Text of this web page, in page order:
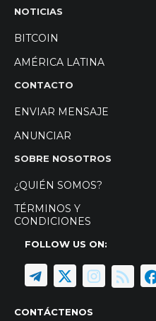
NOTICIAS
BITCOIN
AMÉRICA LATINA
CONTACTO
ENVIAR MENSAJE
ANUNCIAR
SOBRE NOSOTROS
¿QUIÉN SOMOS?
TÉRMINOS Y
CONDICIONES
FOLLOW US ON:
CONTÁCTENOS